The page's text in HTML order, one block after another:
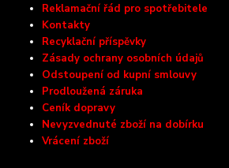
Reklamační řád pro spotřebitele
Kontakty
Recyklační příspěvky
Zásady ochrany osobních údajů
Odstoupení od kupní smlouvy
Prodloužená záruka
Ceník dopravy
Nevyzvednuté zboží na dobírku
Vrácení zboží